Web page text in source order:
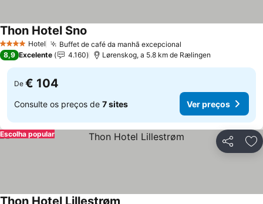
4 EstrelasHotel Buffet de café da manhã excepcional
Thon Hotel Sno
8,9 Excelente 4.160 Lørenskog, a 5.8 km de Rælingen
De € 104
Consulte os preços de 7 sites Ver preços
Partilhar
Escolha popular
Thon Hotel Lillestrøm